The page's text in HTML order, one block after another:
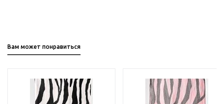
Вам может понравиться